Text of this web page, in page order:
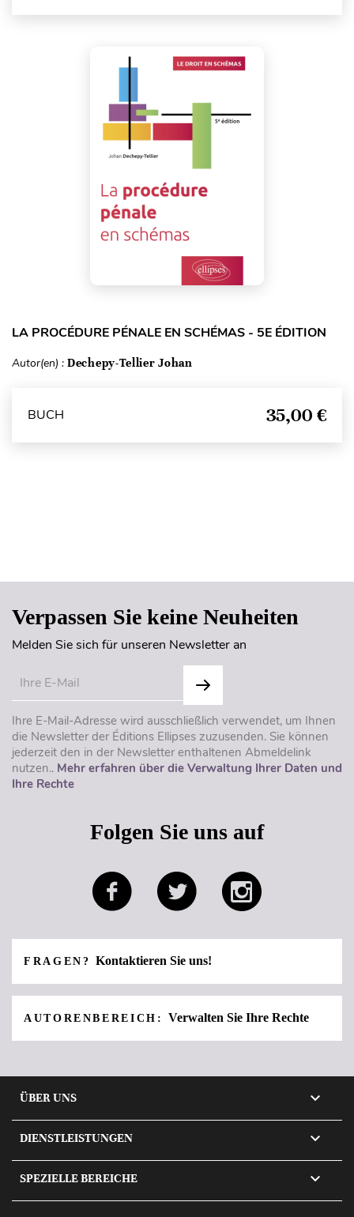
LA PROCÉDURE PÉNALE EN SCHÉMAS - 5E ÉDITION
Autor(en) : Dechepy-Tellier Johan
BUCH 35,00 €
Verpassen Sie keine Neuheiten
Melden Sie sich für unseren Newsletter an
Ihre E-Mail-Adresse wird ausschließlich verwendet, um Ihnen
die Newsletter der Éditions Ellipses zuzusenden. Sie können
jederzeit den in der Newsletter enthaltenen Abmeldelink
nutzen.. Mehr erfahren über die Verwaltung Ihrer Daten und
Ihre Rechte
Folgen Sie uns auf
FRAGEN? Kontaktieren Sie uns!
AUTORENBEREICH: Verwalten Sie Ihre Rechte
ÜBER UNS 
DIENSTLEISTUNGEN 
SPEZIELLE BEREICHE 